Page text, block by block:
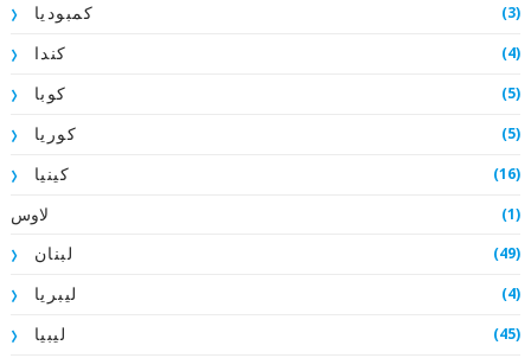
كمبوديا (3)
كندا (4)
كوبا (5)
كوريا (5)
كينيا (16)
لاوس
(1)
لبنان
(49)
ليبريا (4)
ليبيا (45)